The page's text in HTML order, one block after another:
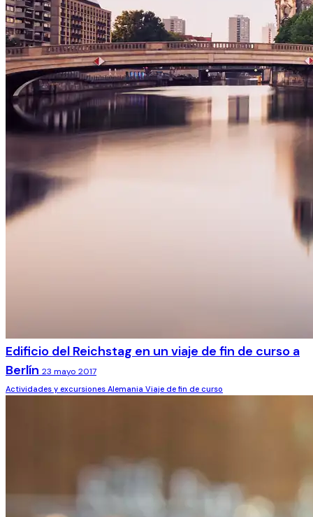
Edificio del Reichstag en un viaje de fin de curso a
Berlín 23 mayo 2017
Actividades y excursiones Alemania Viaje de fin de curso